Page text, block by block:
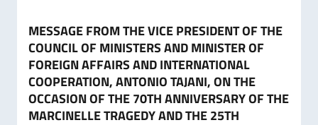
MESSAGE FROM THE VICE PRESIDENT OF THE
COUNCIL OF MINISTERS AND MINISTER OF
FOREIGN AFFAIRS AND INTERNATIONAL
COOPERATION, ANTONIO TAJANI, ON THE
OCCASION OF THE 70TH ANNIVERSARY OF THE
MARCINELLE TRAGEDY AND THE 25TH